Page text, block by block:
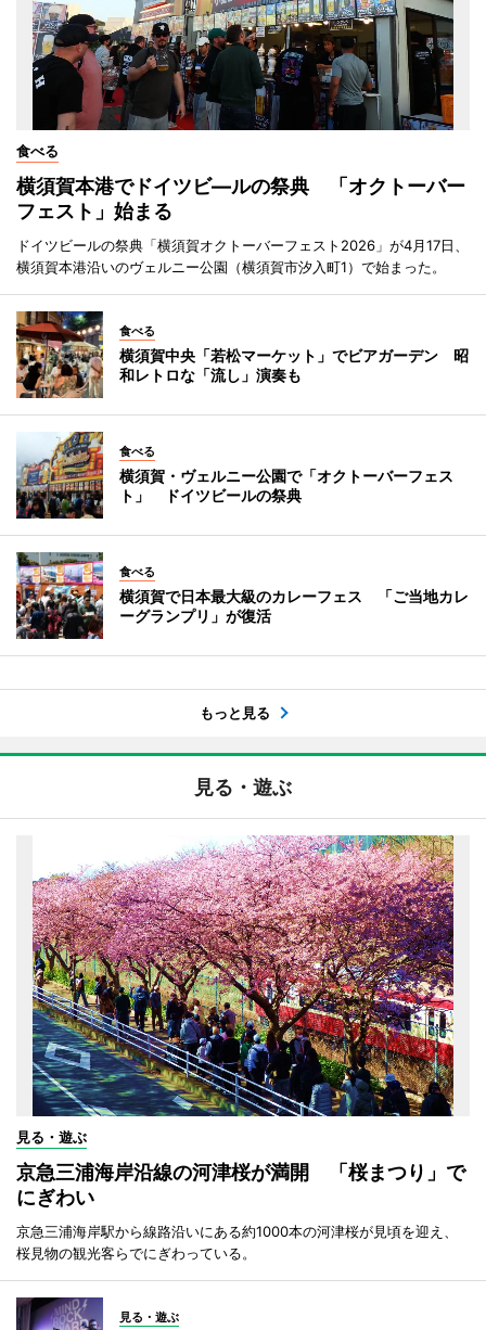
食べる
横須賀本港でドイツビ―ルの祭典 「オクトーバー
フェスト」始まる
ドイツビールの祭典「横須賀オクトーバーフェスト2026」が4月17日、
横須賀本港沿いのヴェルニー公園（横須賀市汐入町1）で始まった。
食べる
横須賀中央「若松マーケット」でビアガーデン 昭
和レトロな「流し」演奏も
食べる
横須賀・ヴェルニー公園で「オクトーバーフェス
ト」 ドイツビールの祭典
食べる
横須賀で日本最大級のカレーフェス 「ご当地カレ
ーグランプリ」が復活
もっと見る
見る・遊ぶ
見る・遊ぶ
京急三浦海岸沿線の河津桜が満開 「桜まつり」で
にぎわい
京急三浦海岸駅から線路沿いにある約1000本の河津桜が見頃を迎え、
桜見物の観光客らでにぎわっている。
見る・遊ぶ